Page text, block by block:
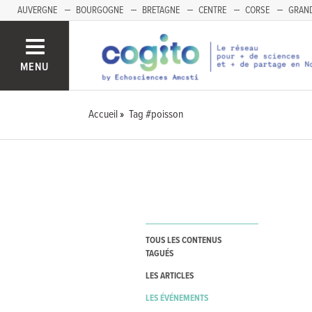
AUVERGNE BOURGOGNE BRETAGNE CENTRE CORSE
MENU
Accueil Tag #poisson
TOUS LES CONTENUS
TAGUÉS
LES ARTICLES
LES ÉVÉNEMENTS